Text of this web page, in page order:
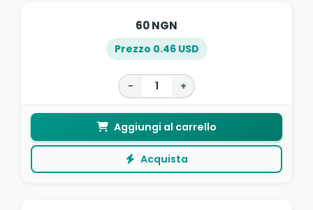
60 NGN
Prezzo 0.46 USD
− +
Aggiungi al carrello
Acquista